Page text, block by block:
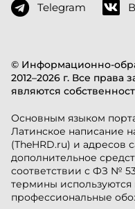
© Информационно-
2012–2026 г. Все
являются
Основным языком
Латинское написание
(TheHRD.ru) и адресов
дополнительное
соответствии с ФЗ №
термины
профессиональные
Telegram